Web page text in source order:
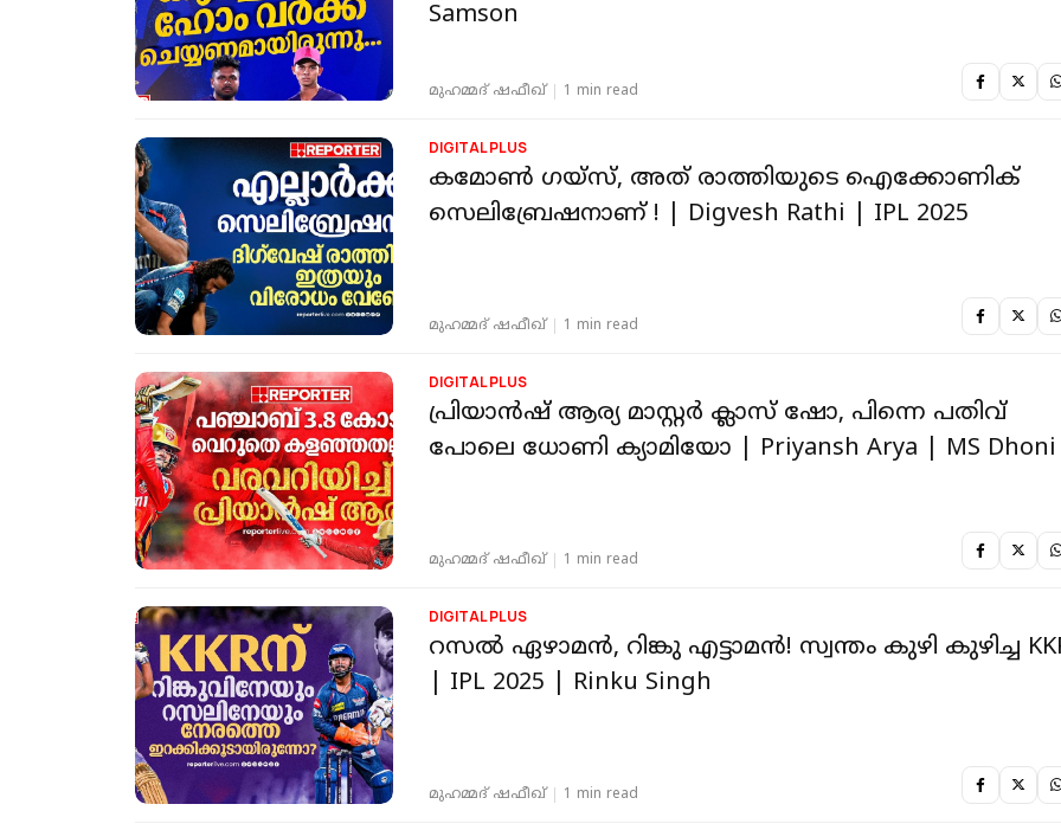
Samson
മുഹമ്മദ് ഷഫീഖ് 1 min read
DIGITAL PLUS
കമോൺ ​ഗയ്സ്, അത് രാത്തിയുടെ ഐക്കോണിക്
സെലിബ്രേഷനാണ് ! | Digvesh Rathi | IPL 2025
മുഹമ്മദ് ഷഫീഖ് 1 min read
DIGITAL PLUS
പ്രിയാൻഷ് ആര്യ മാസ്റ്റർ ക്ലാസ് ഷോ, പിന്നെ പതിവ്
പോലെ ധോണി ക്യാമിയോ | Priyansh Arya | MS Dhoni
മുഹമ്മദ് ഷഫീഖ് 1 min read
DIGITAL PLUS
റസൽ ഏഴാമൻ, റിങ്കു എട്ടാമൻ! സ്വന്തം കുഴി കുഴിച്ച
| IPL 2025 | Rinku Singh
മുഹമ്മദ് ഷഫീഖ് 1 min read